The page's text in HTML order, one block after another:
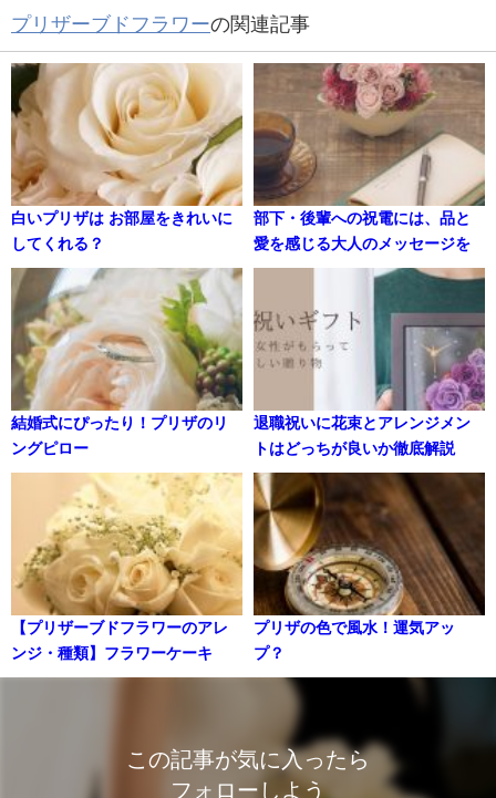
プリザーブドフラワーの関連記事
白いプリザは お部屋をきれいに
してくれる？
部下・後輩への祝電には、品と
愛を感じる大人のメッセージを
結婚式にぴったり！プリザのリ
ングピロー
退職祝いに花束とアレンジメン
トはどっちが良いか徹底解説
【プリザーブドフラワーのアレ
ンジ・種類】フラワーケーキ
プリザの色で風水！運気アッ
プ？
この記事が気に入ったら
フォローしよう